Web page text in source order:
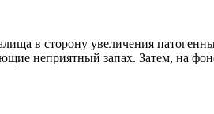
в сторону увеличения
неприятный запах. Затем, на